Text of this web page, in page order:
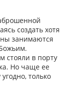
создать хотя
занимаются
стояли в порту
Но чаще ее
только